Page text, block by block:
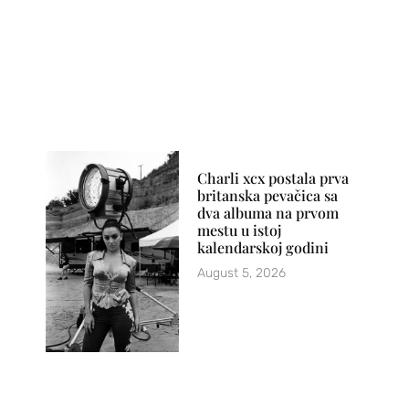
Charli xcx postala prva
britanska pevačica sa
dva albuma na prvom
mestu u istoj
kalendarskoj godini
August 5, 2026